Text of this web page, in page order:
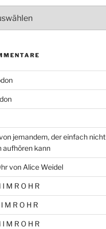
jemandem, der einfach nicht
aufhören kann
von Alice Weidel
I M R O H R
M R O H R
I M R O H R